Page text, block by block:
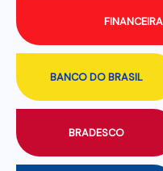
BANCO DO BRASIL
BRADESCO